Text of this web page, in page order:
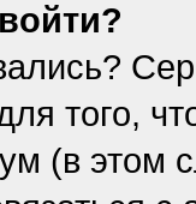
того,
(в этом